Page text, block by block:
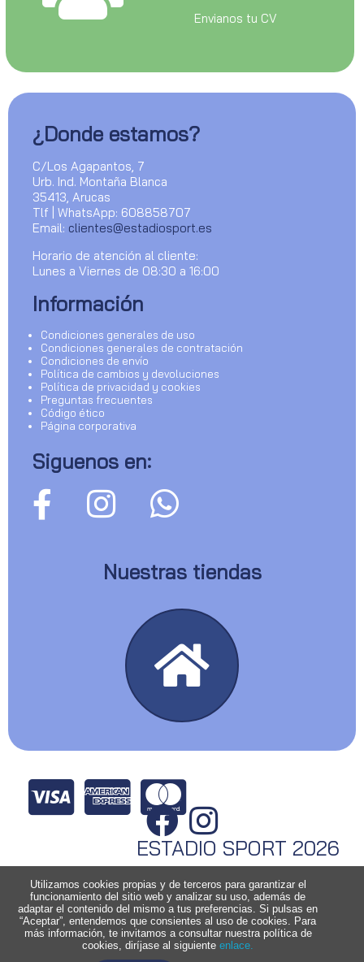
Envianos tu CV
¿Donde estamos?
C/Los Agapantos, 7
Urb. Ind. Montaña Blanca
35413, Arucas
Tlf | WhatsApp: 608858707
Email: clientes@estadiosport.es
Horario de atención al cliente:
Lunes a Viernes de 08:30 a 16:00
Información
Condiciones generales de uso
Condiciones generales de contratación
Condiciones de envío
Política de cambios y devoluciones
Política de privacidad y cookies
Preguntas frecuentes
Código ético
Página corporativa
Siguenos en:
Nuestras tiendas
ESTADIO SPORT 2026
Utilizamos cookies propias y de terceros para garantizar el
funcionamiento del sitio web y analizar su uso, además de
adaptar el contenido del mismo a tus preferencias. Si pulsas en
“Aceptar”, entendemos que consientes al uso de cookies. Para
más información, te invitamos a consultar nuestra política de
cookies, diríjase al siguiente enlace.